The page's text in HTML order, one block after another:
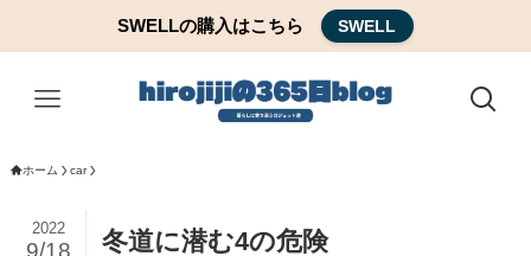
SWELLの購入はこちら SWELL
ホーム car
冬道に潜む4の危険
2022
9/18